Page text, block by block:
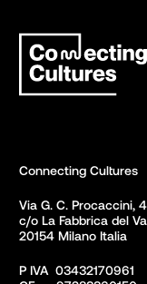
Connecting Cultures
Via G. C. Procaccini, 4
c/o La Fabbrica del
20154 Milano Italia
P IVA  03432170961